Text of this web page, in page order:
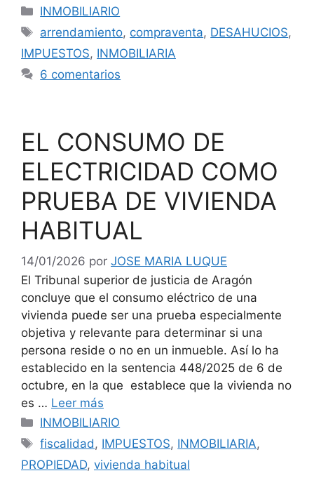
Categorías
INMOBILIARIO
Etiquetas
arrendamiento, compraventa, DESAHUCIOS,
IMPUESTOS, INMOBILIARIA
6 comentarios
EL CONSUMO DE
ELECTRICIDAD COMO
PRUEBA DE VIVIENDA
HABITUAL
14/01/2026 por JOSE MARIA LUQUE
El Tribunal superior de justicia de Aragón
concluye que el consumo eléctrico de una
vivienda puede ser una prueba especialmente
objetiva y relevante para determinar si una
persona reside o no en un inmueble. Así lo ha
establecido en la sentencia 448/2025 de 6 de
octubre, en la que establece que la vivienda no
es … Leer más
Categorías
INMOBILIARIO
Etiquetas
fiscalidad, IMPUESTOS, INMOBILIARIA,
PROPIEDAD, vivienda habitual